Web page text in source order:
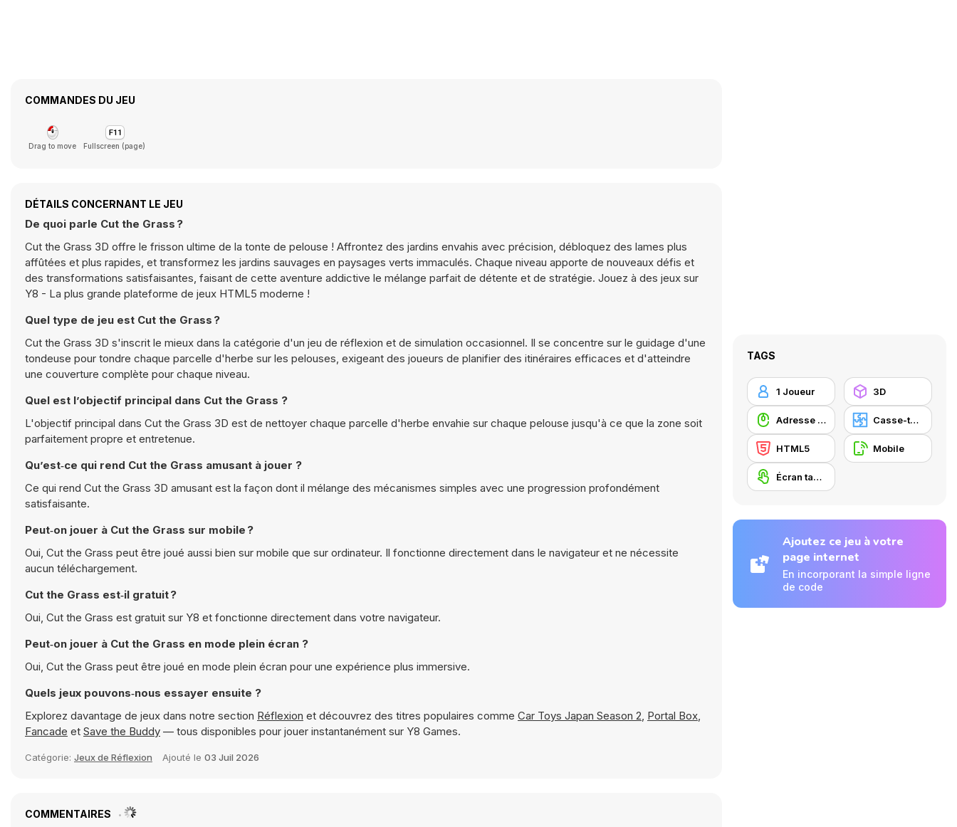
COMMANDES DU JEU
Drag to move Fullscreen (page)
DÉTAILS CONCERNANT LE JEU
De quoi parle Cut the Grass ?
Cut the Grass 3D offre le frisson ultime de la tonte de pelouse ! Affrontez des jardins envahis avec précision, débloquez des lames plus
affûtées et plus rapides, et transformez les jardins sauvages en paysages verts immaculés. Chaque niveau apporte de nouveaux défis et
des transformations satisfaisantes, faisant de cette aventure addictive le mélange parfait de détente et de stratégie. Jouez à des jeux sur
Y8 - La plus grande plateforme de jeux HTML5 moderne !
Quel type de jeu est Cut the Grass ?
Cut the Grass 3D s'inscrit le mieux dans la catégorie d'un jeu de réflexion et de simulation occasionnel. Il se concentre sur le guidage d'une
tondeuse pour tondre chaque parcelle d'herbe sur les pelouses, exigeant des joueurs de planifier des itinéraires efficaces et d'atteindre
une couverture complète pour chaque niveau.
Quel est l’objectif principal dans Cut the Grass ?
L'objectif principal dans Cut the Grass 3D est de nettoyer chaque parcelle d'herbe envahie sur chaque pelouse jusqu'à ce que la zone soit
parfaitement propre et entretenue.
Qu’est‑ce qui rend Cut the Grass amusant à jouer ?
Ce qui rend Cut the Grass 3D amusant est la façon dont il mélange des mécanismes simples avec une progression profondément
satisfaisante.
Peut‑on jouer à Cut the Grass sur mobile ?
Oui, Cut the Grass peut être joué aussi bien sur mobile que sur ordinateur. Il fonctionne directement dans le navigateur et ne nécessite
aucun téléchargement.
Cut the Grass est‑il gratuit ?
Oui, Cut the Grass est gratuit sur Y8 et fonctionne directement dans votre navigateur.
Peut‑on jouer à Cut the Grass en mode plein écran ?
Oui, Cut the Grass peut être joué en mode plein écran pour une expérience plus immersive.
Quels jeux pouvons‑nous essayer ensuite ?
Explorez davantage de jeux dans notre section Réflexion et découvrez des titres populaires comme Car Toys Japan Season 2, Portal Box,
Fancade et Save the Buddy — tous disponibles pour jouer instantanément sur Y8 Games.
Catégorie: Jeux de Réflexion Ajouté le 03 Juil 2026
COMMENTAIRES
TAGS
1 Joueur 3D
Adresse avec la souris Casse-tête
HTML5 Mobile
Écran tactile
Ajoutez ce jeu à votre
page internet
En incorporant la simple ligne
de code